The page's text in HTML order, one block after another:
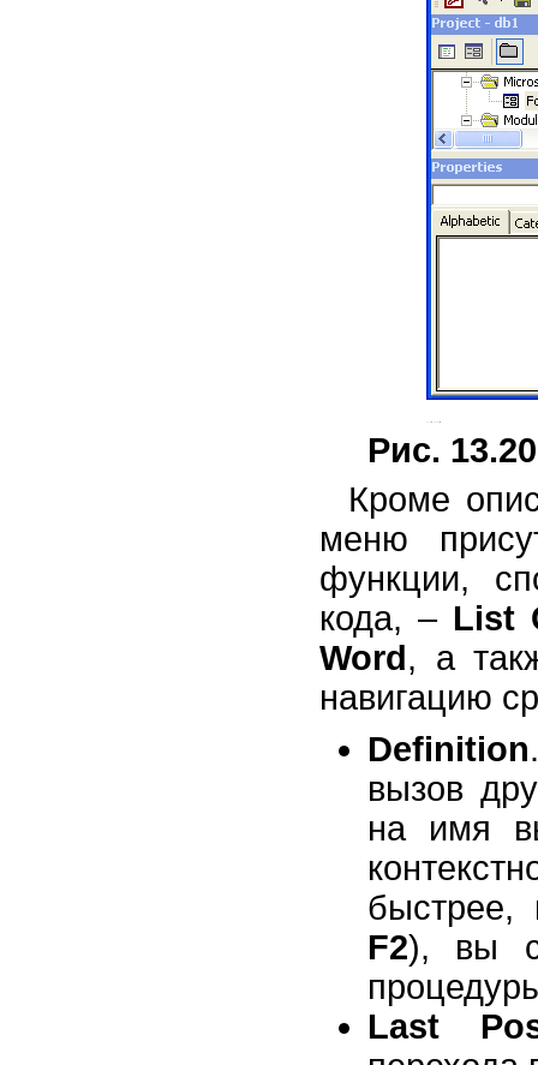
Рис. 13.20
Кроме
меню
функции,
кода, – List
Word, а
навигацию
Definition
вызов
на имя
F2), вы
Last